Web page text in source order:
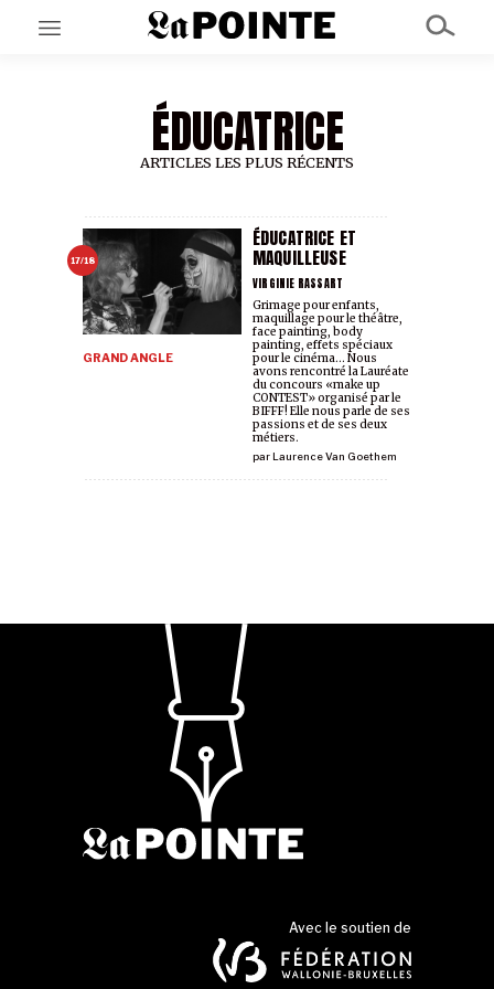
EN CE MOMENT
GRAND ANGLE
AU LARGE
À PROPOS
NOS PARTENAIRES
ÉDUCATRICE
ARTICLES LES PLUS RÉCENTS
17/18
ÉDUCATRICE ET
MAQUILLEUSE
VIRGINIE RASSART
GRAND ANGLE
parLaurence Van Goethem
Grimage pour enfants,
maquillage pour le théâtre,
face painting, body
painting, effets spéciaux
pour le cinéma... Nous
avons rencontré la Lauréate
du concours «make up
CONTEST» organisé par le
BIFFF! Elle nous parle de ses
passions et de ses deux
métiers.
Avec le soutien de